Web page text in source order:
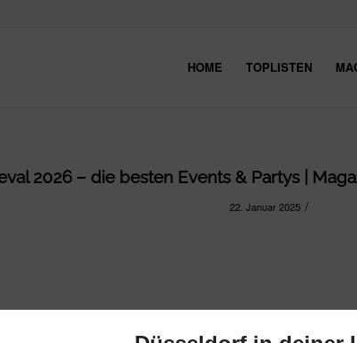
HOME TOPLISTEN
2026 – die besten Events & Partys |
22. Januar 2025 /